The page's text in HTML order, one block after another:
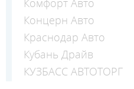
Концерн Авто
Краснодар Авто
Кубань Драйв
КУЗБАСС АВТОТОРГ